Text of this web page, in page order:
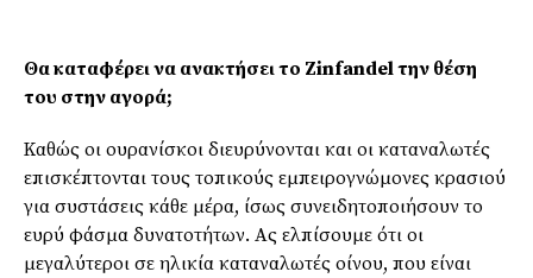
Θα καταφέρει να ανακτήσει το Zinfandelτην θέση
του στην αγορά;
Καθώς οι ουρανίσκοι διευρύνονται και οι καταναλωτές
επισκέπτονται τους τοπικούς εμπειρογνώμονες κρασιού
για συστάσεις κάθε μέρα, ίσως συνειδητοποιήσουν το
ευρύ φάσμα δυνατοτήτων. Ας ελπίσουμε ότι οι
μεγαλύτεροι σε ηλικία καταναλωτές οίνου, που είναι